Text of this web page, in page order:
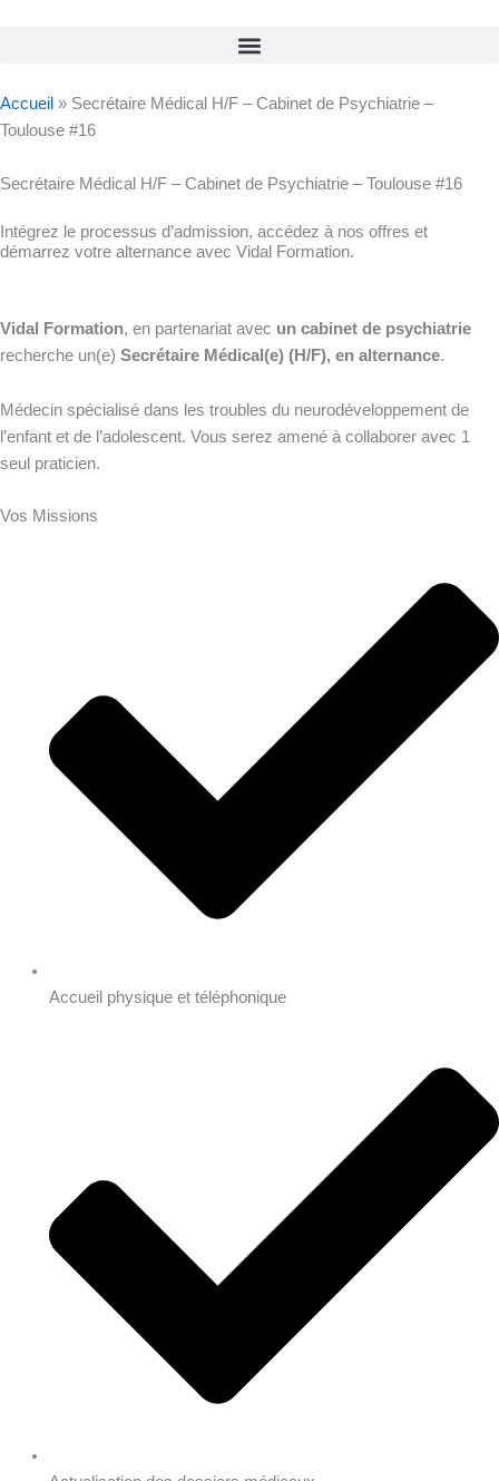
Accueil » Secrétaire Médical H/F – Cabinet de Psychiatrie –
Toulouse #16
Secrétaire Médical H/F – Cabinet de Psychiatrie – Toulouse #16
Intégrez le processus d’admission, accédez à nos offres et
démarrez votre alternance avec Vidal Formation.
Vidal Formation, en partenariat avec un cabinet de psychiatrie
recherche un(e) Secrétaire Médical(e) (H/F), en alternance.
Médecin spécialisé dans les troubles du neurodéveloppement de
l’enfant et de l’adolescent. Vous serez amené à collaborer avec 1
seul praticien.
Vos Missions
Accueil physique et téléphonique